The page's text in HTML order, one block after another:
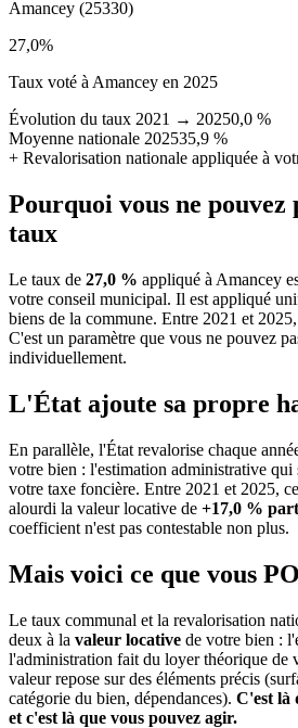
Amancey (25330)
27,0%
Taux voté à Amancey en 2025
Évolution du taux 2021 → 20250,0 %
Moyenne nationale 202535,9 %
+ Revalorisation nationale appliquée à
Pourquoi vous ne pouvez
taux
Le taux de 27,0 % appliqué à Amancey
votre conseil municipal. Il est appliqué
biens de la commune. Entre 2021 et
C'est un paramètre que vous ne pouvez
individuellement.
L'État ajoute sa propre
En parallèle, l'État revalorise chaque
votre bien : l'estimation administrative qui
votre taxe foncière. Entre 2021 et 2025,
alourdi la valeur locative de +17,0 %
coefficient n'est pas contestable non plus.
Mais voici ce que vous
Le taux communal et la revalorisation
deux à la valeur locative de votre bien :
l'administration fait du loyer théorique de
valeur repose sur des éléments précis
catégorie du bien, dépendances). C'est là
et c'est là que vous pouvez agir.